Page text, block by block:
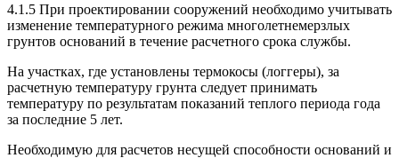
4.1.5 При проектировании сооружений необходимо учитывать
изменение температурного режима многолетнемерзлых
грунтов оснований в течение расчетного срока службы.
На участках, где установлены термокосы (логгеры), за
расчетную температуру грунта следует принимать
температуру по результатам показаний теплого периода года
за последние 5 лет.
Необходимую для расчетов несущей способности оснований и